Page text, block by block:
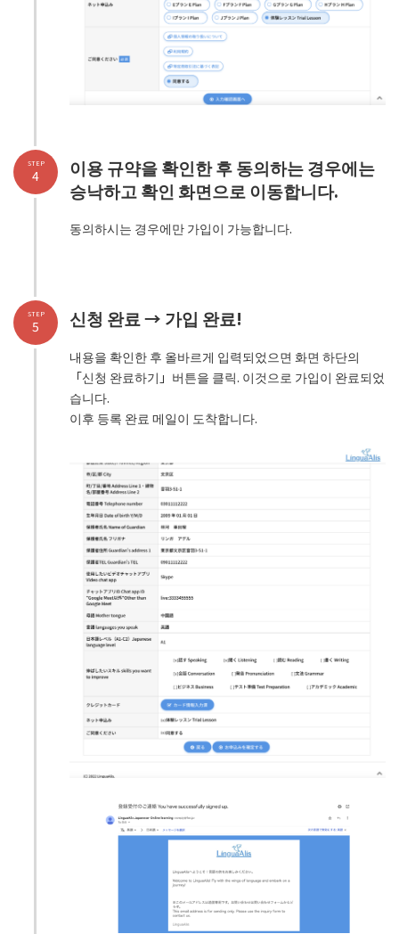
이용 규약을 확인한 후 동의하는 경우에는
승낙하고 확인 화면으로 이동합니다.
동의하시는 경우에만 가입이 가능합니다.
STEP
4
신청 완료 → 가입 완료!
내용을 확인한 후 올바르게 입력되었으면 화면 하단의
「신청 완료하기」버튼을 클릭. 이것으로 가입이 완료되었
습니다.
이후 등록 완료 메일이 도착합니다.
STEP
5